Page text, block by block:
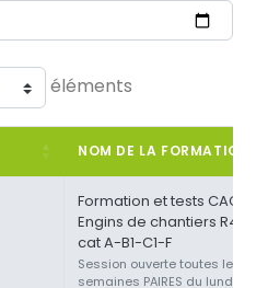
éléments
NOM DE LA FORMATION
Formation et tests CACES®
Engins de chantiers R482
cat A-B1-C1-F
Session ouverte toutes les
semaines PAIRES du lundi au